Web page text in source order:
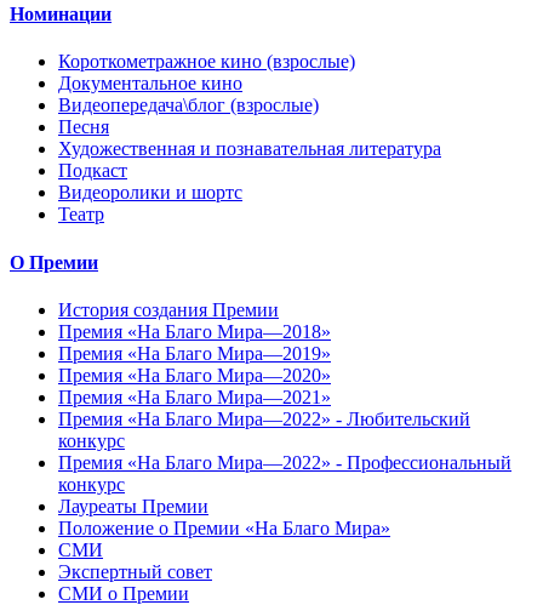
Номинации
Короткометражное кино (взрослые)
Документальное кино
Видеопередача\блог (взрослые)
Песня
Художественная и познавательная литература
Подкаст
Видеоролики и шортс
Театр
О Премии
История создания Премии
Премия «На Благо Мира—2018»
Премия «На Благо Мира—2019»
Премия «На Благо Мира—2020»
Премия «На Благо Мира—2021»
Премия «На Благо Мира—2022» - Любительский
конкурс
Премия «На Благо Мира—2022» - Профессиональный
конкурс
Лауреаты Премии
Положение о Премии «На Благо Мира»
СМИ
Экспертный совет
СМИ о Премии